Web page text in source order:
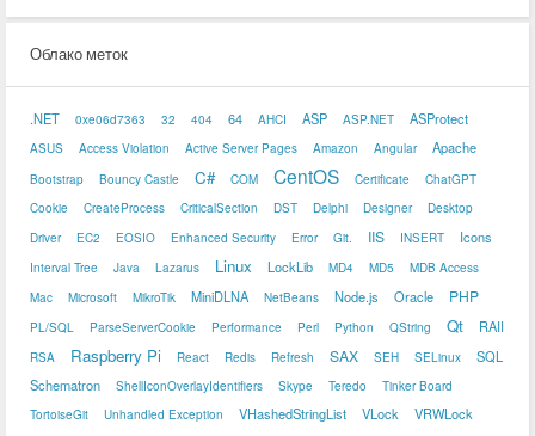
Облако меток
.NET 0xe06d7363 32 404 64 AHCI ASP ASP.NET ASProtect
ASUS Access Violation Active Server Pages Amazon Angular Apache
Bootstrap Bouncy Castle C# COM CentOS Certificate
ChatGPT
Cookie
CreateProcess CriticalSection DST Delphi Designer
Desktop
Driver
EC2 EOSIO Enhanced Security Error Git. IIS INSERT Icons
Interval Tree Java Lazarus Linux LockLib MD4 MD5
MDB Access
Mac
Microsoft MikroTik MiniDLNA NetBeans Node.js Oracle PHP
PL/SQL ParseServerCookie Performance Perl Python QString Qt RAII
RSA Raspberry Pi React Redis Refresh SAX SEH SELinux
SQL
Schematron
ShellIconOverlayIdentifiers Skype Teredo
Tinker Board
TortoiseGit
Unhandled Exception VHashedStringList VLock VRWLock